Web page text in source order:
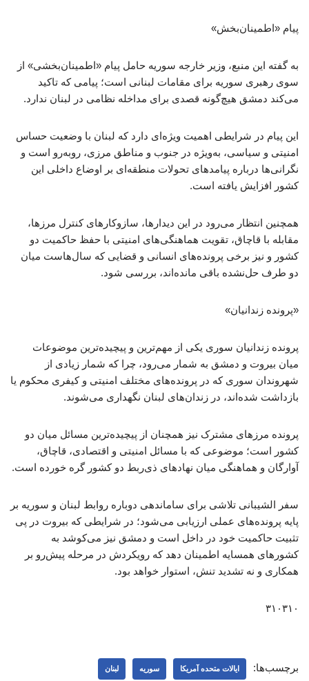
پیام «اطمینان‌بخش»
به گفته این منبع، وزیر خارجه سوریه حامل پیام «اطمینان‌بخشی» از
سوی رهبری سوریه برای مقامات لبنانی است؛ پیامی که تاکید
می‌کند دمشق هیچ‌گونه قصدی برای مداخله نظامی در لبنان ندارد.
این پیام در شرایطی اهمیت ویژه‌ای دارد که لبنان با وضعیت حساس
امنیتی و سیاسی، به‌ویژه در جنوب و مناطق مرزی، روبه‌رو است و
نگرانی‌ها درباره پیامدهای تحولات منطقه‌ای بر اوضاع داخلی این
کشور افزایش یافته است.
همچنین انتظار می‌رود در این دیدارها، سازوکارهای کنترل مرزها،
مقابله با قاچاق، تقویت هماهنگی‌های امنیتی با حفظ حاکمیت دو
کشور و نیز برخی پرونده‌های انسانی و قضایی که سال‌هاست میان
دو طرف حل‌نشده باقی مانده‌اند، بررسی شود.
«پرونده زندانیان»
پرونده زندانیان سوری یکی از مهم‌ترین و پیچیده‌ترین موضوعات
میان بیروت و دمشق به شمار می‌رود، چرا که شمار زیادی از
شهروندان سوری که در پرونده‌های مختلف امنیتی و کیفری محکوم یا
بازداشت شده‌اند، در زندان‌های لبنان نگهداری می‌شوند.
پرونده مرزهای مشترک نیز همچنان از پیچیده‌ترین مسائل میان دو
کشور است؛ موضوعی که با مسائل امنیتی و اقتصادی، قاچاق،
آوارگان و هماهنگی میان نهادهای ذی‌ربط دو کشور گره خورده است.
سفر الشیبانی تلاشی برای ساماندهی دوباره روابط لبنان و سوریه بر
پایه پرونده‌های عملی ارزیابی می‌شود؛ در شرایطی که بیروت در پی
تثبیت حاکمیت خود در داخل است و دمشق نیز می‌کوشد به
کشورهای همسایه اطمینان دهد که رویکردش در مرحله پیش‌رو بر
همکاری و نه تشدید تنش، استوار خواهد بود.
۳۱۰۳۱۰
برچسب‌ها: ایالات متحده آمریکا سوریه لبنان